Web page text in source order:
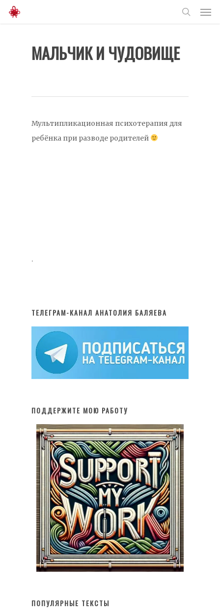
Skip
МАЛЬЧИК И ЧУДОВИЩЕ
Мультипликационная психотерапия для
ребёнка при разводе родителей
.
ТЕЛЕГРАМ-КАНАЛ АНАТОЛИЯ БАЛЯЕВА
ПОДДЕРЖИТЕ МОЮ РАБОТУ
ПОПУЛЯРНЫЕ ТЕКСТЫ